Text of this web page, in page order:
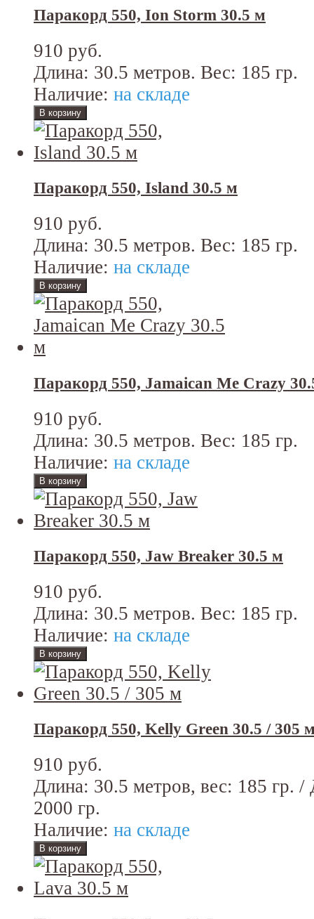
Паракорд 550, Ion Storm 30.5 м
910 руб.
Длина: 30.5 метров. Вес: 185 гр.
Наличие: на складе
Паракорд 550, Island 30.5 м
910 руб.
Длина: 30.5 метров. Вес: 185 гр.
Наличие: на складе
Паракорд 550, Jamaican Me Crazy
910 руб.
Длина: 30.5 метров. Вес: 185 гр.
Наличие: на складе
Паракорд 550, Jaw Breaker 30.5 м
910 руб.
Длина: 30.5 метров. Вес: 185 гр.
Наличие: на складе
Паракорд 550, Kelly Green 30.5 / 305
910 руб.
Длина: 30.5 метров, вес: 185 гр. /
2000 гр.
Наличие: на складе